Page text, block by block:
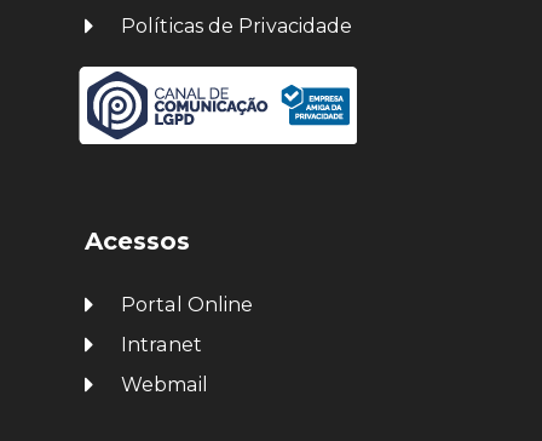
Políticas de Privacidade
Acessos
Portal Online
Intranet
Webmail